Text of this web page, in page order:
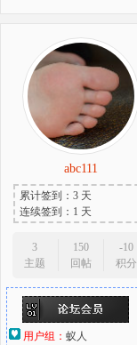
abc111
累计签到：3 天
连续签到：1 天
3
主题
150
回帖
-10
积分
用户组： 蚁人